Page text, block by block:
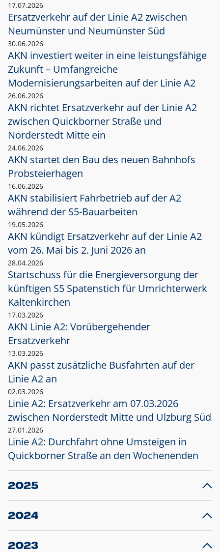
17.07.2026
Ersatzverkehr auf der Linie A2 zwischen
Neumünster und Neumünster Süd
30.06.2026
AKN investiert weiter in eine leistungsfähige
Zukunft – Umfangreiche
Modernisierungsarbeiten auf der Linie A2
26.06.2026
AKN richtet Ersatzverkehr auf der Linie A2
zwischen Quickborner Straße und
Norderstedt Mitte ein
24.06.2026
AKN startet den Bau des neuen Bahnhofs
Probsteierhagen
16.06.2026
AKN stabilisiert Fahrbetrieb auf der A2
während der S5-Bauarbeiten
19.05.2026
AKN kündigt Ersatzverkehr auf der Linie A2
vom 26. Mai bis 2. Juni 2026 an
28.04.2026
Startschuss für die Energieversorgung der
künftigen S5 Spatenstich für Umrichterwerk
Kaltenkirchen
17.03.2026
AKN Linie A2: Vorübergehender
Ersatzverkehr
13.03.2026
AKN passt zusätzliche Busfahrten auf der
Linie A2 an
02.03.2026
Linie A2: Ersatzverkehr am 07.03.2026
zwischen Norderstedt Mitte und Ulzburg Süd
27.01.2026
Linie A2: Durchfahrt ohne Umsteigen in
Quickborner Straße an den Wochenenden
2025
23.12.2025
Projekt S5: Start der Bauarbeiten am
2024
10.12.2024
Großprojekt S5: Sperrung der Bahnstraße in
2023